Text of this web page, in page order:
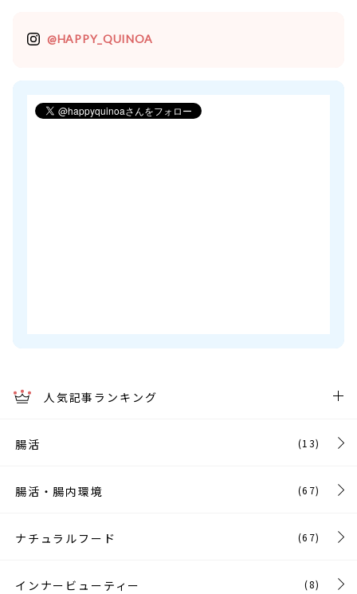
@HAPPY_QUINOA
人気記事ランキング
腸活 (13)
腸活・腸内環境 (67)
ナチュラルフード (67)
インナービューティー (8)